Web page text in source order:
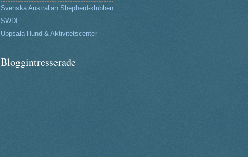
Svenska Australian Shepherd-klubben
SWDI
Uppsala Hund & Aktivitetscenter
Bloggintresserade